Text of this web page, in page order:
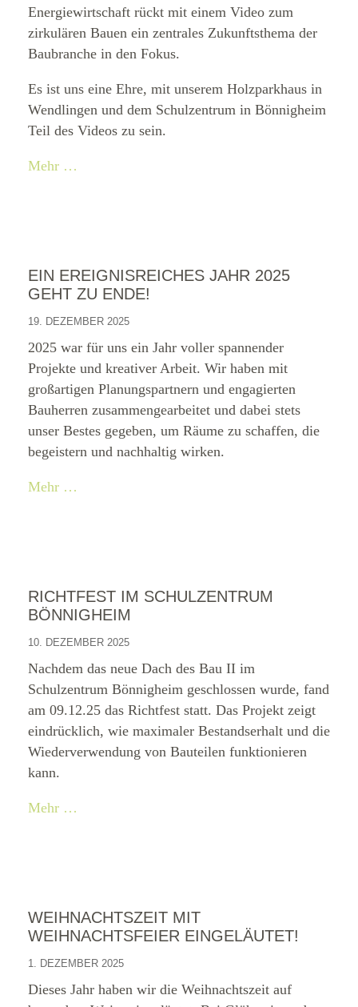
Energiewirtschaft rückt mit einem Video zum
zirkulären Bauen ein zentrales Zukunftsthema der
Baubranche in den Fokus.
Es ist uns eine Ehre, mit unserem Holzparkhaus in
Wendlingen und dem Schulzentrum in Bönnigheim
Teil des Videos zu sein.
Mehr …
EIN EREIGNISREICHES JAHR 2025
GEHT ZU ENDE!
19. DEZEMBER 2025
2025 war für uns ein Jahr voller spannender
Projekte und kreativer Arbeit. Wir haben mit
großartigen Planungspartnern und engagierten
Bauherren zusammengearbeitet und dabei stets
unser Bestes gegeben, um Räume zu schaffen, die
begeistern und nachhaltig wirken.
Mehr …
RICHTFEST IM SCHULZENTRUM
BÖNNIGHEIM
10. DEZEMBER 2025
Nachdem das neue Dach des Bau II im
Schulzentrum Bönnigheim geschlossen wurde, fand
am 09.12.25 das Richtfest statt. Das Projekt zeigt
eindrücklich, wie maximaler Bestandserhalt und die
Wiederverwendung von Bauteilen funktionieren
kann.
Mehr …
WEIHNACHTSZEIT MIT
WEIHNACHTSFEIER EINGELÄUTET!
1. DEZEMBER 2025
Dieses Jahr haben wir die Weihnachtszeit auf